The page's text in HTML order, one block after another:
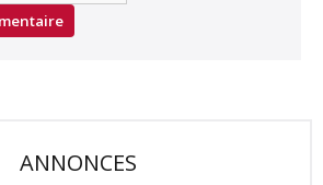
ANNONCES